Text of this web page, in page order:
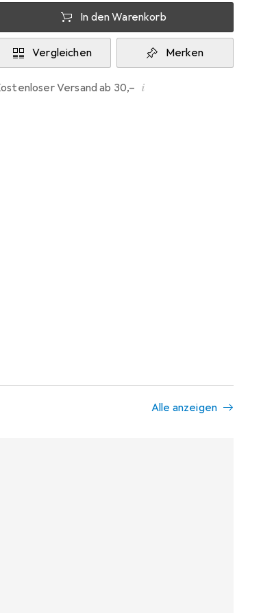
In den Warenkorb
Vergleichen Merken
Kostenloser Versand ab 30,– i
Alle anzeigen